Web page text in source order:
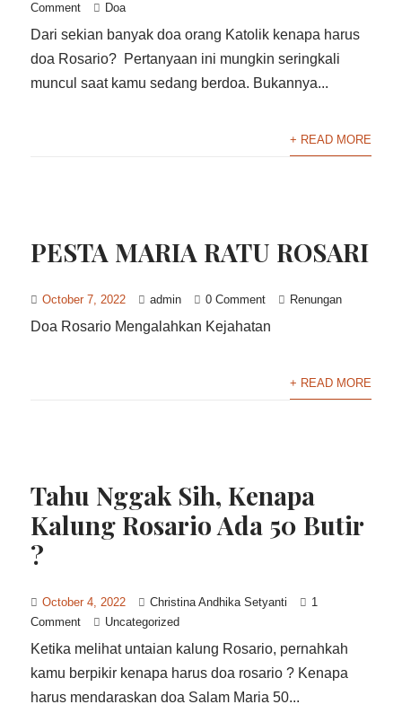
Comment
Doa
Dari sekian banyak doa orang Katolik kenapa harus
doa Rosario? Pertanyaan ini mungkin seringkali
muncul saat kamu sedang berdoa. Bukannya...
+ READ MORE
PESTA MARIA RATU ROSARI
October 7, 2022 admin 0 Comment Renungan
Doa Rosario Mengalahkan Kejahatan
+ READ MORE
Tahu Nggak Sih, Kenapa
Kalung Rosario Ada 50 Butir
?
October 4, 2022 Christina Andhika Setyanti
1
Comment
Uncategorized
Ketika melihat untaian kalung Rosario, pernahkah
kamu berpikir kenapa harus doa rosario ? Kenapa
harus mendaraskan doa Salam Maria 50...